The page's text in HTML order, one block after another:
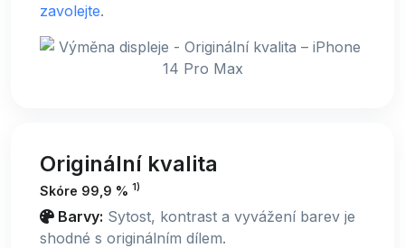
zavolejte.
Originální kvalita
Skóre 99,9 % 1)
Barvy: Sytost, kontrast a vyvážení barev je
shodné s originálním dílem.